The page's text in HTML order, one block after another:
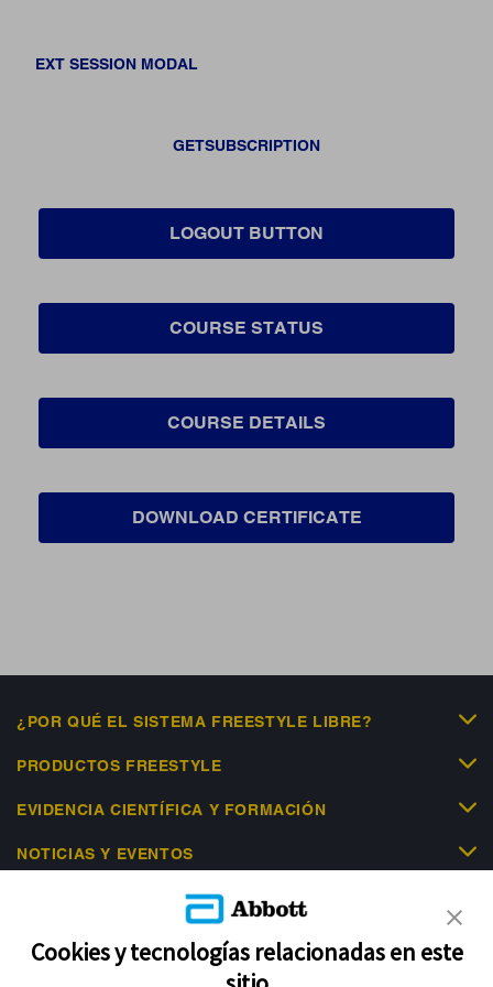
EXT SESSION MODAL
GETSUBSCRIPTION
LOGOUT BUTTON
COURSE STATUS
COURSE DETAILS
DOWNLOAD CERTIFICATE
¿POR QUÉ EL SISTEMA FREESTYLE LIBRE?
PRODUCTOS FREESTYLE
EVIDENCIA CIENTÍFICA Y FORMACIÓN
NOTICIAS Y EVENTOS
AYUDA
Cookies y tecnologías relacionadas en este